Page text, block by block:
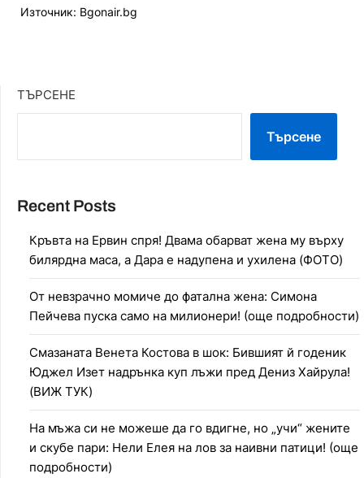
Източник: Bgonair.bg
ТЪРСЕНЕ
Търсене
Recent Posts
Кръвта на Ервин спря! Двама обарват жена му върху
билярдна маса, а Дара е надупена и ухилена (ФОТО)
От невзрачно момиче до фатална жена: Симона
Пейчева пуска само на милионери! (още подробности)
Смазаната Венета Костова в шок: Бившият й годеник
Юджел Изет надрънка куп лъжи пред Дениз Хайрула!
(ВИЖ ТУК)
На мъжа си не можеше да го вдигне, но „учи“ жените
и скубе пари: Нели Елея на лов за наивни патици! (още
подробности)